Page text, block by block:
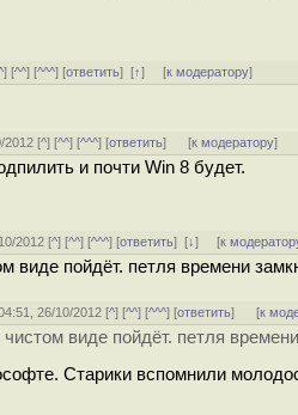
] [^^] [^^^] [ответить][↑] [к модератору]
2012 [^] [^^] [^^^] [ответить] [к модератору]
и почти Win 8 будет.
2012 [^] [^^] [^^^] [ответить][↓] [к
виде пойдёт. петля времени
26/10/2012 [^] [^^] [^^^] [ответить] [к
виде пойдёт. петля
Старики вспомнили